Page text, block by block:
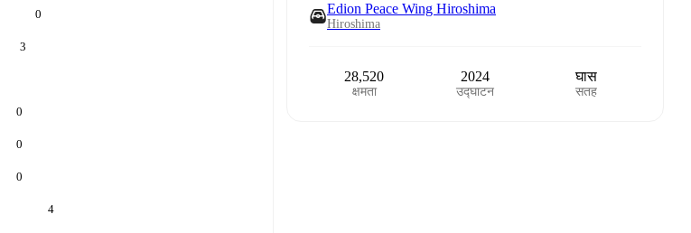
0
3
0
0
0
4
Edion Peace Wing Hiroshima
Hiroshima
28,520
क्षमता
2024
उद्घाटन
घास
सतह